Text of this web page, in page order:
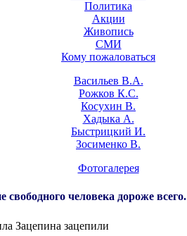
Политика
Акции
Живопись
СМИ
Кому пожаловаться
Васильев В.А.
Рожков К.С.
Косухин В.
Хадыка А.
Быстрицкий И.
Зосименко В.
Фотогалерея
свободного человека дороже всего.
Зацепина зацепили